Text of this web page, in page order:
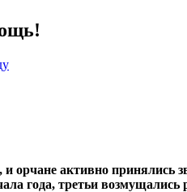
и орчане активно
года, третьи